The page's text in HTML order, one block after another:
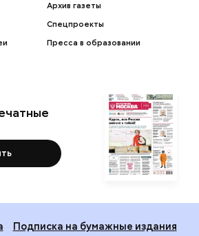
Архив газеты
Спецпроекты
Пресса в образовании
Подписка на бумажные издания